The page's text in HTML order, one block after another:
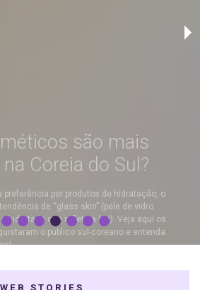
o público sul-coreano e entenda
WEB STORIES